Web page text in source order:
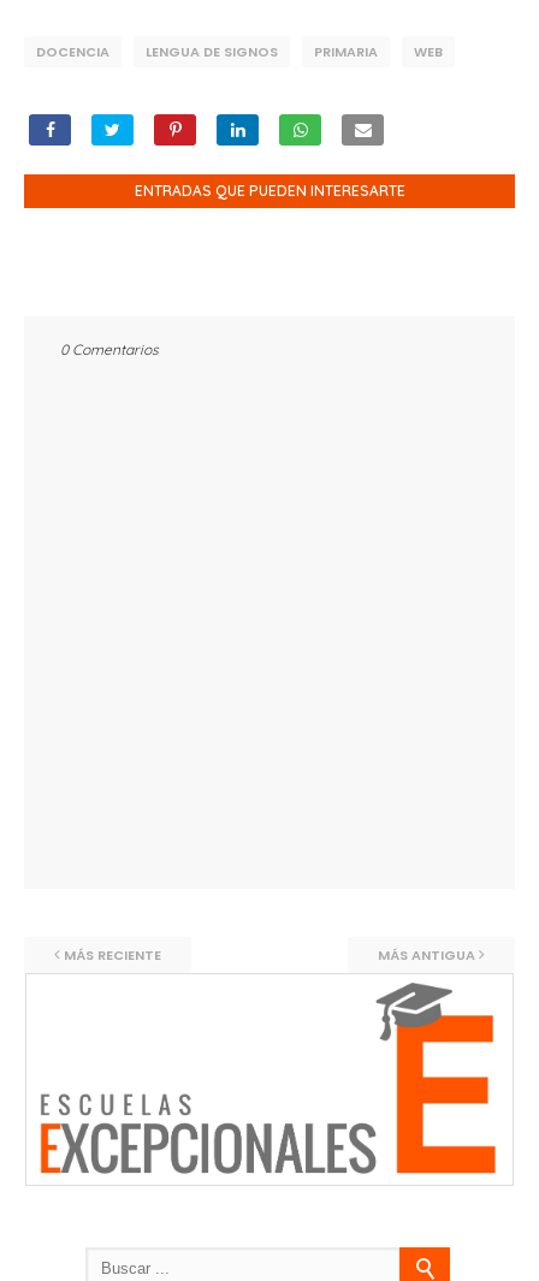
DOCENCIA LENGUA DE SIGNOS PRIMARIA WEB
ENTRADAS QUE PUEDEN INTERESARTE
0 Comentarios
MÁS RECIENTE MÁS ANTIGUA